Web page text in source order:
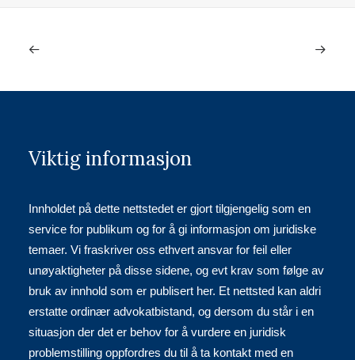
Viktig informasjon
Innholdet på dette nettstedet er gjort tilgjengelig som en
service for publikum og for å gi informasjon om juridiske
temaer. Vi fraskriver oss ethvert ansvar for feil eller
unøyaktigheter på disse sidene, og evt krav som følge av
bruk av innhold som er publisert her. Et nettsted kan aldri
erstatte ordinær advokatbistand, og dersom du står i en
situasjon der det er behov for å vurdere en juridisk
problemstilling oppfordres du til å ta kontakt med en